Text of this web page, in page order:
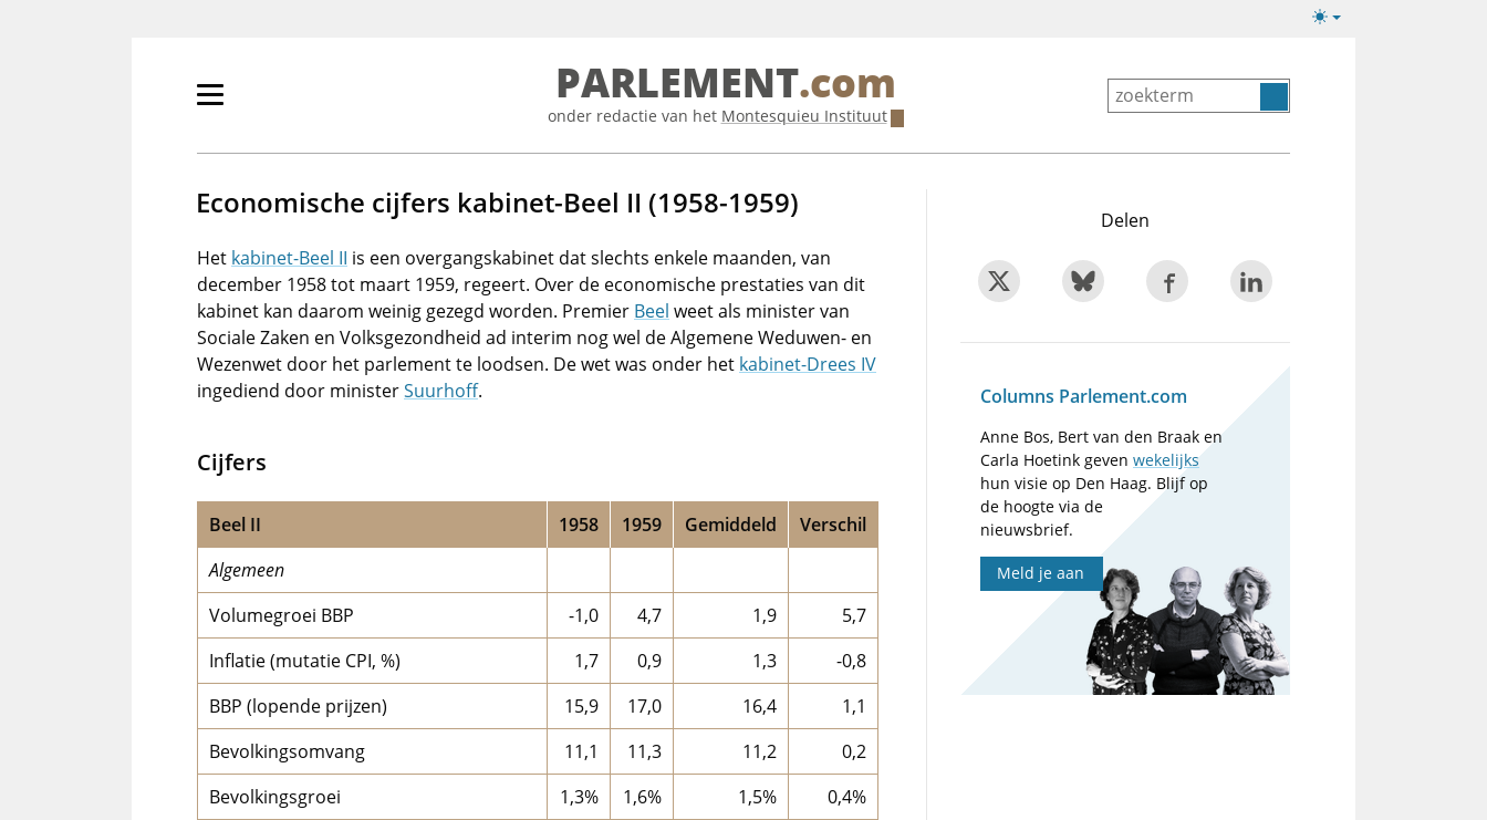
Lichte/donkere
Primair
tonen/verbergen
PARLEMENT.com
onder redactie van het Montesquieu Instituut
Economische cijfers kabinet-Beel II (1958-1959)
Het kabinet-Beel II is een overgangskabinet dat slechts enkele maanden, van
december 1958 tot maart 1959, regeert. Over de economische prestaties van dit
kabinet kan daarom weinig gezegd worden. Premier Beel weet als minister van
Sociale Zaken en Volksgezondheid ad interim nog wel de Algemene Weduwen- en
Wezenwet door het parlement te loodsen. De wet was onder het kabinet-Drees IV
ingediend door ministerSuurhoff.
Cijfers
Beel II 1958 1959 Gemiddeld
Verschil
Algemeen
Volumegroei BBP
-1,0 4,7 1,9
5,7
Inflatie (mutatie CPI, %)
1,7 0,9 1,3
-0,8
BBP (lopende prijzen)
15,9 17,0 16,4
1,1
Bevolkingsomvang
11,1 11,3 11,2
0,2
Bevolkingsgroei
1,3% 1,6% 1,5%
0,4%
Delen
Columns Parlement.com
Anne Bos, Bert van den Braak en
Carla Hoetink gevenwekelijks
hun visie op Den Haag. Blijf op
de hoogte via de
nieuwsbrief.
Meld je aan